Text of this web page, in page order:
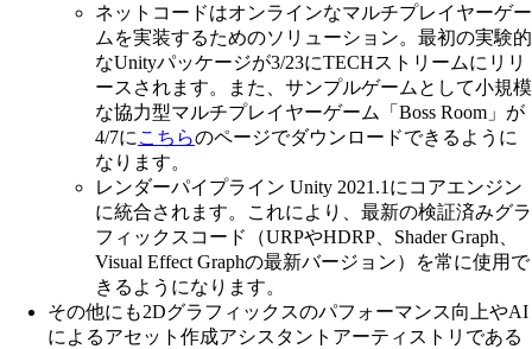
ネットコードはオンラインなマルチプレイヤーゲー
ムを実装するためのソリューション。最初の実験的
なUnityパッケージが3/23にTECHストリームにリリ
ースされます。また、サンプルゲームとして小規模
な協力型マルチプレイヤーゲーム「Boss Room」が
4/7に こちらのページでダウンロードできるように
なります。
レンダーパイプライン Unity 2021.1にコアエンジン
に統合されます。これにより、最新の検証済みグラ
フィックスコード（URPやHDRP、Shader Graph、
Visual Effect Graphの最新バージョン）を常に使用で
きるようになります。
その他にも2Dグラフィックスのパフォーマンス向上やAI
によるアセット作成アシスタントアーティストリである